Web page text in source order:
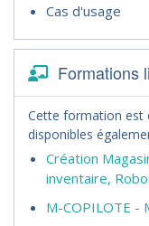
Cas d'usage
Formations
Cette formation est
disponibles
Création
inventaire,
M-COPILOTE -